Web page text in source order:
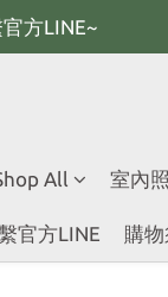
方LINE~
方LINE~
方LINE~
All 室內
官方LINE 購